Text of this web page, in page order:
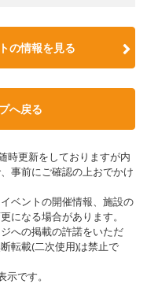
の情報を見る
へ戻る
時更新をしておりますが内
事前にご確認の上おでかけ
ベントの開催情報、施設の
になる場合があります。
への掲載の許諾をいただ
転載(二次使用)は禁止で
です。